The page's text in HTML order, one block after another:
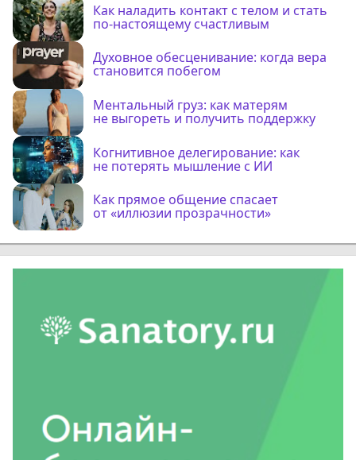
Как наладить контакт с телом и стать
по-настоящему счастливым
Духовное обесценивание: когда вера
становится побегом
Ментальный груз: как матерям
не выгореть и получить поддержку
Когнитивное делегирование: как
не потерять мышление с ИИ
Как прямое общение спасает
от «иллюзии прозрачности»